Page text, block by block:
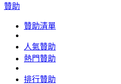
贊助
贊助清單
人氣贊助
熱門贊助
排行贊助